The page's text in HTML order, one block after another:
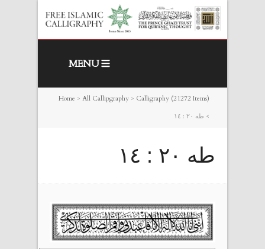
MENU
Home > All Callipgraphy > Calligraphy (21272 Items)
> طه ٢٠ : ١٤
طه ٢٠ : ١٤